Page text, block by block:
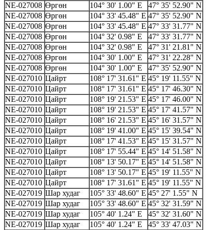
NE-027008 Өргөн 104° 30' 1.00" E
47° 35' 52.90" N
NE-027008 Өргөн 104° 33' 45.48" E 47° 35' 52.90" N
NE-027008 Өргөн 104° 33' 45.48" E 47° 33' 31.77" N
NE-027008 Өргөн 104° 32' 0.98" E
47° 33' 31.77" N
NE-027008 Өргөн 104° 32' 0.98" E
47° 31' 21.81" N
NE-027008 Өргөн 104° 30' 1.00" E
47° 31' 22.28" N
NE-027008 Өргөн 104° 30' 1.00" E
47° 35' 52.90" N
NE-027010 Цайрт 108° 17' 31.61" E 45° 19' 11.55" N
NE-027010 Цайрт 108° 17' 31.61" E 45° 17' 46.30" N
NE-027010 Цайрт 108° 19' 21.53" E 45° 17' 46.00" N
NE-027010 Цайрт 108° 19' 21.53" E 45° 17' 41.57" N
NE-027010 Цайрт 108° 16' 21.53" E 45° 16' 31.57" N
NE-027010 Цайрт 108° 19' 41.00" E 45° 15' 39.54" N
NE-027010 Цайрт 108° 17' 41.53" E 45° 15' 31.57" N
NE-027010 Цайрт 108° 17' 55.44" E 45° 14' 51.58" N
NE-027010 Цайрт 108° 13' 50.17" E 45° 14' 51.58" N
NE-027010 Цайрт 108° 13' 50.17" E 45° 19' 11.55" N
NE-027010 Цайрт 108° 17' 31.61" E 45° 19' 11.55" N
NE-027019 Шар худаг 105° 33' 48.60" E 45° 27' 1.55" N
NE-027019 Шар худаг 105° 33' 48.60" E 45° 32' 31.59" N
NE-027019 Шар худаг 105° 40' 1.24" E
45° 32' 31.60" N
NE-027019 Шар худаг 105° 40' 1.24" E
45° 33' 47.03" N